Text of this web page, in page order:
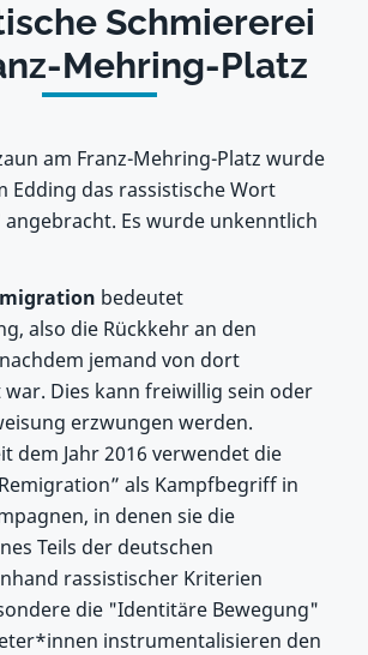
Schmiererei
Mehring-Platz
am Franz-Mehring-Platz wurde
Edding das rassistische Wort
Es wurde unkenntlich
bedeutet
also die Rückkehr an den
jemand von dort
Dies kann freiwillig sein oder
erzwungen werden.
dem Jahr 2016 verwendet die
als Kampfbegriff in
in denen sie die
Teils der deutschen
rassistischer Kriterien
die "Identitäre Bewegung"
instrumentalisieren den